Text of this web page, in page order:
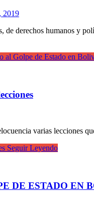
2019
de derechos humanos y
al Golpe de Estado en
varias lecciones
Seguir Leyendo
DE ESTADO EN